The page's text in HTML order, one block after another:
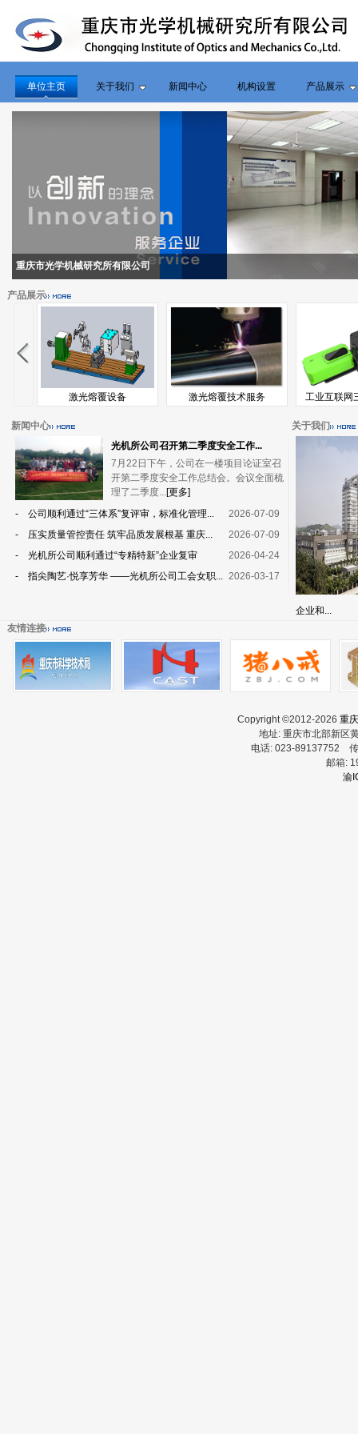
单位主页 关于我们 新闻中心 机构设置 产品展示
重庆市光学机械研究所有限公司
产品展示
激光熔覆设备 激光熔覆技术服务 工业互联网
新闻中心
光机所公司召开第二季度安全工作...
7月22日下午，公司在一楼项目论证室召
开第二季度安全工作总结会。会议全面梳
理了二季度...[更多]
2026-07-09
- 公司顺利通过“三体系”复评审，标准化管理...
2026-07-09
- 压实质量管控责任 筑牢品质发展根基 重庆...
2026-04-24
- 光机所公司顺利通过“专精特新”企业复审
2026-03-17
- 指尖陶艺·悦享芳华 ——光机所公司工会女职...
关于我们
企业和...
友情连接
Copyright ©2012-2026 重
地址: 重庆市北部新区
电话: 023-89137752
邮箱:
渝